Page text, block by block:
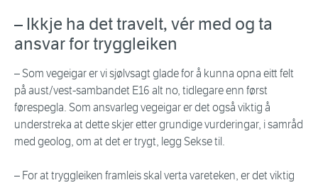
– Ikkje ha det travelt, vér med og ta
ansvar for tryggleiken
– Som vegeigar er vi sjølvsagt glade for å kunna opna eitt felt
på aust/vest-sambandet E16 alt no, tidlegare enn først
førespegla. Som ansvarleg vegeigar er det også viktig å
understreka at dette skjer etter grundige vurderingar, i samråd
med geolog, om at det er trygt, legg Sekse til.
– For at tryggleiken framleis skal verta vareteken, er det viktig